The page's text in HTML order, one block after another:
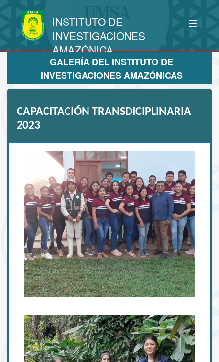
INSTITUTO DE
INVESTIGACIONES
AMAZÓNICA
GALERÍA DEL INSTITUTO DE
INVESTIGACIONES AMAZÓNICAS
CAPACITACIÓN TRANSDICIPLINARIA
2023